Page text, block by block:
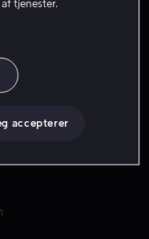
sig ensemblet,
tjenester.
accepterer